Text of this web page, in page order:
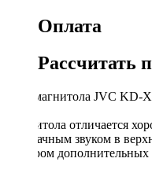
Оплата
Рассчитать
Автомагнитола JVC KD-
Магнитола отличается
прозрачным звуком в
выбором